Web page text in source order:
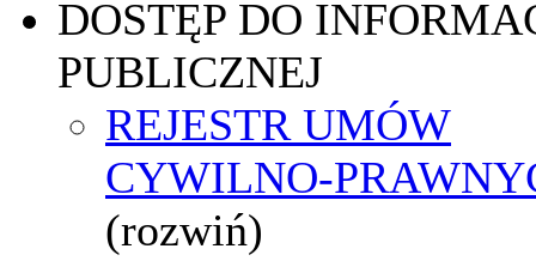
DOSTĘP DO
PUBLICZNEJ
REJESTR UMÓW
CYWILNO-
(rozwiń)